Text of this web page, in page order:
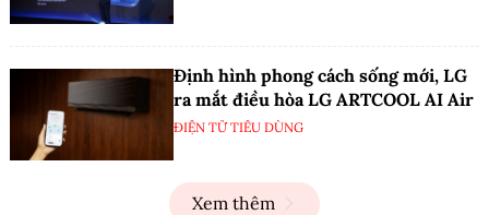
Định hình phong cách sống mới, LG
ra mắt điều hòa LG ARTCOOL AI Air
ĐIỆN TỬ TIÊU DÙNG
Xem thêm